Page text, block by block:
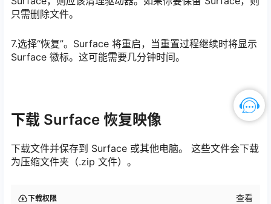
只需删除文件。
7.选择“恢复”。Surface 将重启，当重置过程继续时将显示
Surface 徽标。这可能需要几分钟时间。
下载 Surface 恢复映像
下载文件并保存到 Surface 或其他电脑。 这些文件会下载
为压缩文件夹（.zip 文件）。
下载权限 查看